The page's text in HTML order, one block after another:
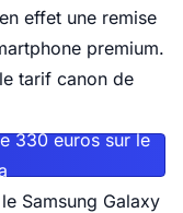
effet une remise
premium.
tarif canon de
330 euros sur le
Samsung Galaxy